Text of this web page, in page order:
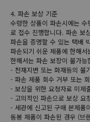
4. 파손 보상 기준
수령한 상품이 파손시에는
로 접수 진행합니다. 파손 보
파손을 증명할 수 있는 택배
파손되기 쉬운 제품에 한해
한해서는 파손 보장이 불가능
- 천재지변 또는 화재등의 불
- 파손 제품 회수 거부 또는
- 보상을 위한 요청자료 미제
- 고의적인 파손으로 보상 요
- 세관에 신고된 구매 본제품
동봉 제품이 파손된 경우 (브